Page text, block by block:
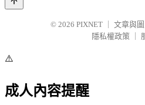
© 2026 PIXNET
文章與
隱私權政策
⚠️
成人內容提醒